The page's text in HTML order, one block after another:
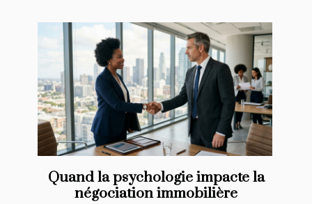
Quand la psychologie impacte la
négociation immobilière